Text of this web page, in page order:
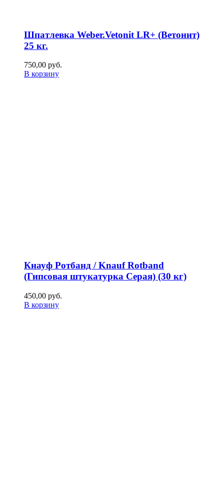
Шпатлевка Weber.Vetonit LR+ (Ветонит)
25 кг.
750,00 руб.
В корзину
Кнауф Ротбанд / Knauf Rotband
(Гипсовая штукатурка Серая) (30 кг)
450,00 руб.
В корзину